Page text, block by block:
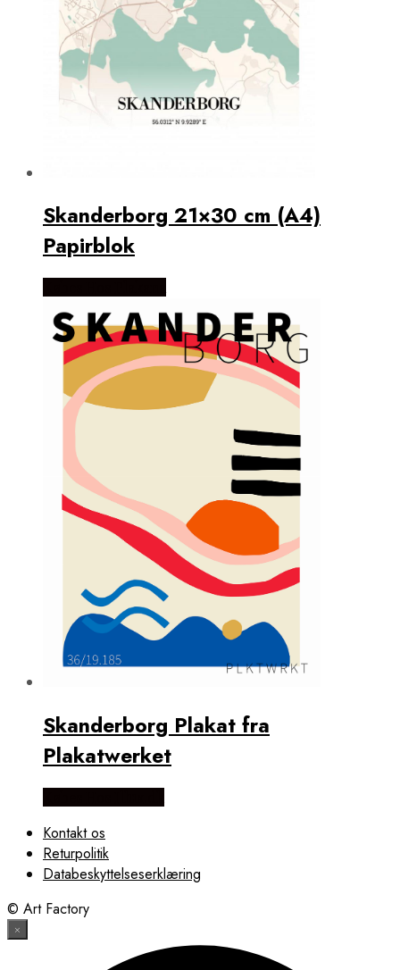
Skanderborg 21×30 cm (A4)
Papirblok
Skanderborg Plakat fra
Plakatwerket
Kontakt os
Returpolitik
Databeskyttelseserklæring
© Art Factory
×